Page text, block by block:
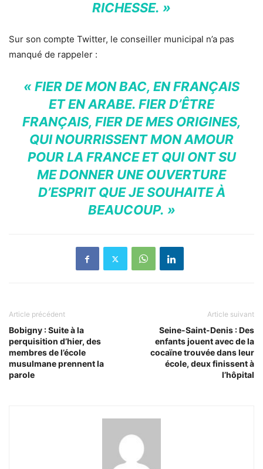
RICHESSE. »
Sur son compte Twitter, le conseiller municipal n’a pas
manqué de rappeler :
« FIER DE MON BAC, EN FRANÇAIS
ET EN ARABE. FIER D’ÊTRE
FRANÇAIS, FIER DE MES ORIGINES,
QUI NOURRISSENT MON AMOUR
POUR LA FRANCE ET QUI ONT SU
ME DONNER UNE OUVERTURE
D’ESPRIT QUE JE SOUHAITE À
BEAUCOUP. »
Article précédent
Bobigny : Suite à la
perquisition d’hier, des
membres de l’école
musulmane prennent la
parole
Article suivant
Seine-Saint-Denis : Des
enfants jouent avec de la
cocaïne trouvée dans leur
école, deux finissent à
l’hôpital